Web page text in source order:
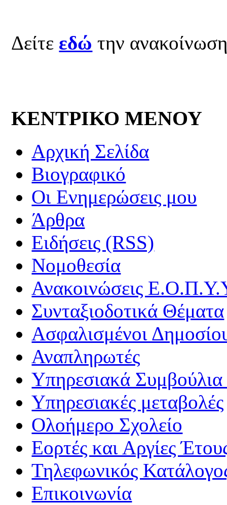
Δείτε εδώ την
ΚΕΝΤΡΙΚΟ ΜΕΝΟΥ
Αρχική Σελίδα
Βιογραφικό
Οι Ενημερώσεις μου
Άρθρα
Ειδήσεις (RSS)
Νομοθεσία
Ανακοινώσεις
Συνταξιοδοτικά Θέματα
Ασφαλισμένοι
Αναπληρωτές
Υπηρεσιακά
Υπηρεσιακές μεταβολές
Ολοήμερο Σχολείο
Εορτές και Αργίες
Τηλεφωνικός
Επικοινωνία